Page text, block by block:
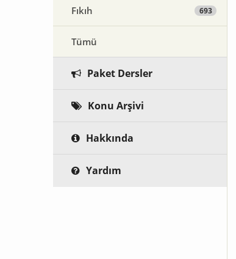
Fıkıh 693
Tümü
Paket Dersler
Konu Arşivi
Hakkında
Yardım